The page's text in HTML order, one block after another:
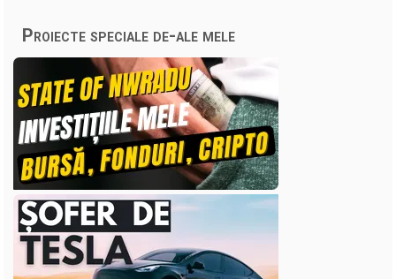
Proiecte speciale de-ale mele